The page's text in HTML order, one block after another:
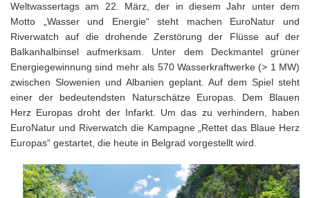
Weltwassertags am 22. März, der in diesem Jahr unter dem
Motto „Wasser und Energie“ steht machen EuroNatur und
Riverwatch auf die drohende Zerstörung der Flüsse auf der
Balkanhalbinsel aufmerksam. Unter dem Deckmantel grüner
Energiegewinnung sind mehr als 570 Wasserkraftwerke (> 1 MW)
zwischen Slowenien und Albanien geplant. Auf dem Spiel steht
einer der bedeutendsten Naturschätze Europas. Dem Blauen
Herz Europas droht der Infarkt. Um das zu verhindern, haben
EuroNatur und Riverwatch die Kampagne „Rettet das Blaue Herz
Europas“ gestartet, die heute in Belgrad vorgestellt wird.